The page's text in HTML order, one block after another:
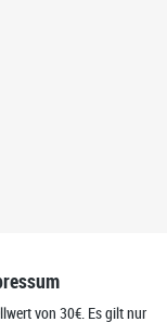
von 30€. Es gilt nur